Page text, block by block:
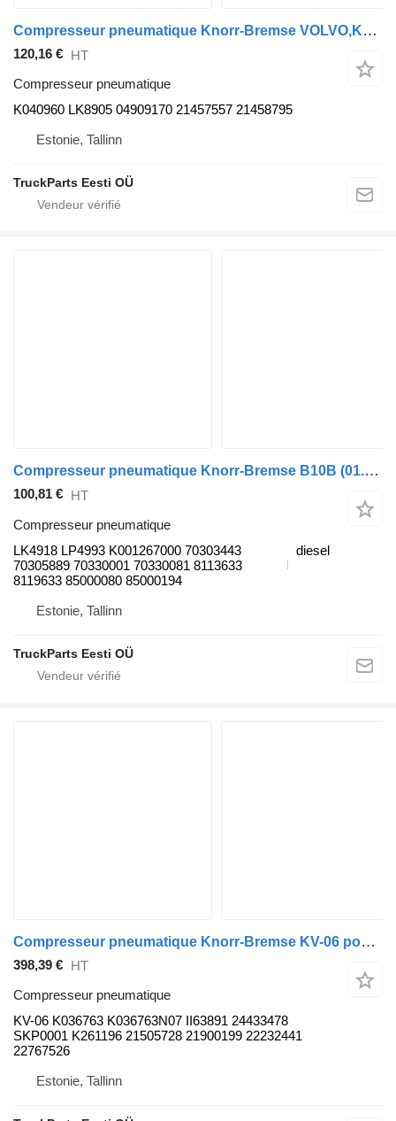
Compresseur pneumatique Knorr-Bremse VOLVO,KNORR-BREMSE B5LH (01.08-) K040960 pour bus Volvo B5LH, B0E (2008-)
120,16 € HT
Compresseur pneumatique
K040960 LK8905 04909170 21457557 21458795
Estonie, Tallinn
TruckParts Eesti OÜ
Compresseur pneumatique Knorr-Bremse B10B (01.78-12.01) LK4918 pour Volvo B6, B7, B9, B10, B12 bus (1978-2011)
100,81 € HT
Compresseur pneumatique
LK4918 LP4993 K001267000 70303443
70305889 70330001 70330081 8113633
8119633 85000080 85000194
diesel
Estonie, Tallinn
TruckParts Eesti OÜ
Compresseur pneumatique Knorr-Bremse KV-06 pour bus Volvo B5LH, B0E (2008-)
398,39 € HT
Compresseur pneumatique
KV-06 K036763 K036763N07 II63891 24433478
SKP0001 K261196 21505728 21900199 22232441
22767526
Estonie, Tallinn